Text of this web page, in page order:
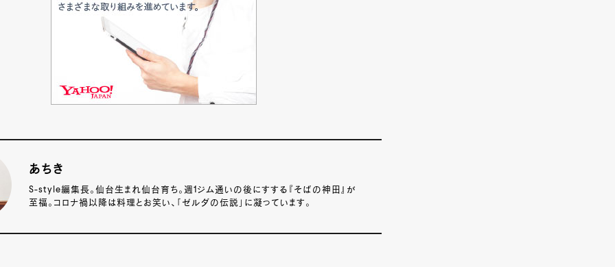
あちき
S-style編集長。仙台生まれ仙台育ち。週1ジム通いの後にすする『そばの神田』が
至福。コロナ禍以降は料理とお笑い、「ゼルダの伝説」に凝っています。